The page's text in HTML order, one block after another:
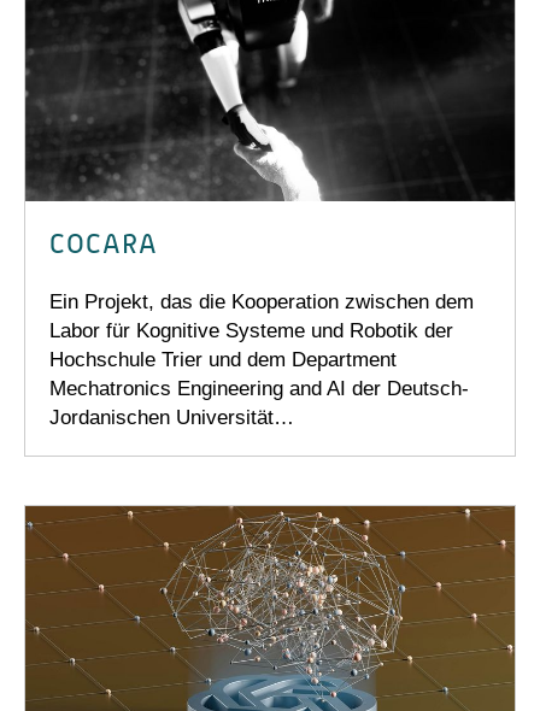
COCARA
Ein Projekt, das die Kooperation zwischen dem
Labor für Kognitive Systeme und Robotik der
Hochschule Trier und dem Department
Mechatronics Engineering and AI der Deutsch-
Jordanischen Universität…